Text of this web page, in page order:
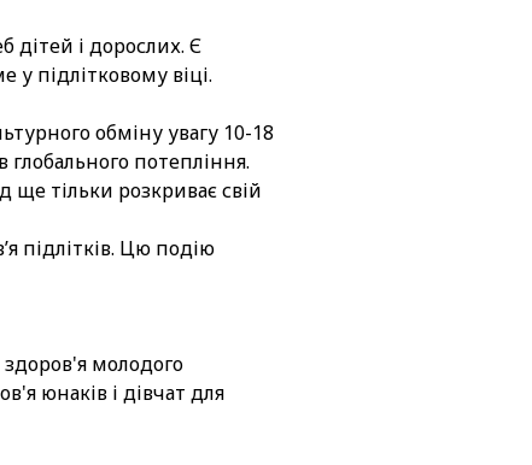
дітей і дорослих. Є
підлітковому віці.
обміну увагу 10-18
потепління.
тільки розкриває свій
підлітків. Цю подію
молодого
юнаків і дівчат для